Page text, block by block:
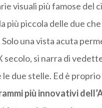
visuali più famose del
più piccola delle due
Solo una vista acuta
secolo, si narra di
due stelle. Ed è
più innovativi